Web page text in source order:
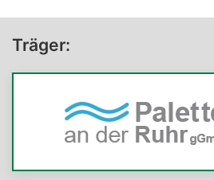
Träger: